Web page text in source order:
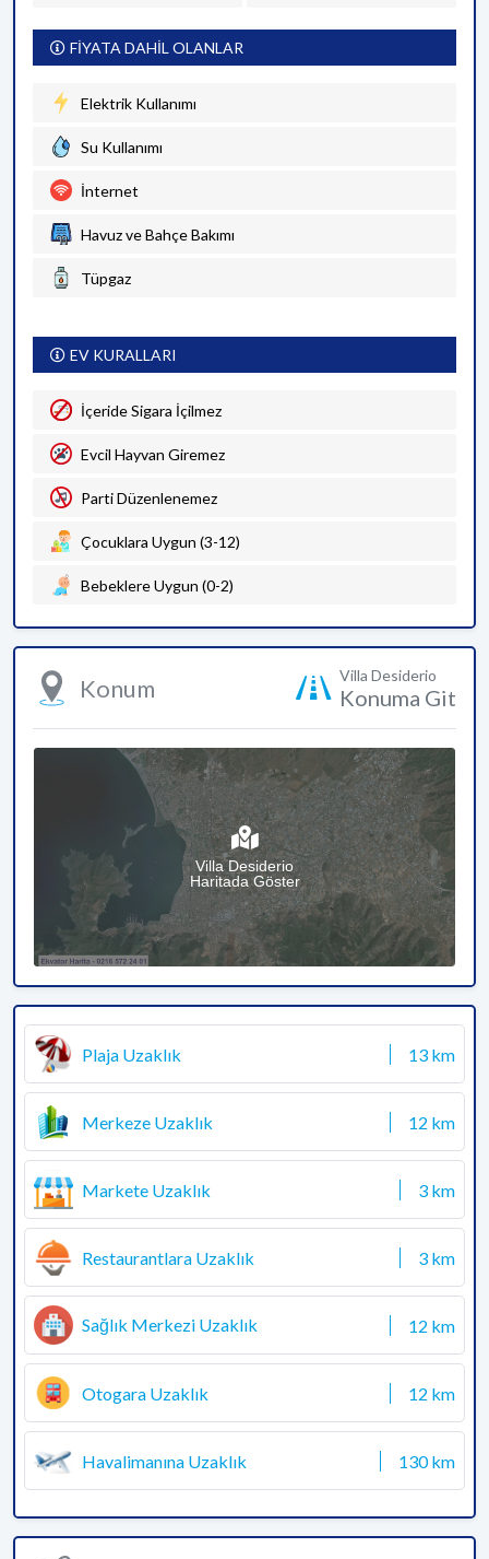
FİYATA DAHİL OLANLAR
Elektrik Kullanımı
Su Kullanımı
İnternet
Havuz ve Bahçe Bakımı
Tüpgaz
EV KURALLARI
İçeride Sigara İçilmez
Evcil Hayvan Giremez
Parti Düzenlenemez
Çocuklara Uygun (3-12)
Bebeklere Uygun (0-2)
Konum Villa Desiderio
Konuma Git
Villa Desiderio
Haritada Göster
Plaja Uzaklık 13 km
Merkeze Uzaklık 12 km
Markete Uzaklık 3 km
Restaurantlara Uzaklık 3 km
Sağlık Merkezi Uzaklık 12 km
Otogara Uzaklık 12 km
Havalimanına Uzaklık 130 km